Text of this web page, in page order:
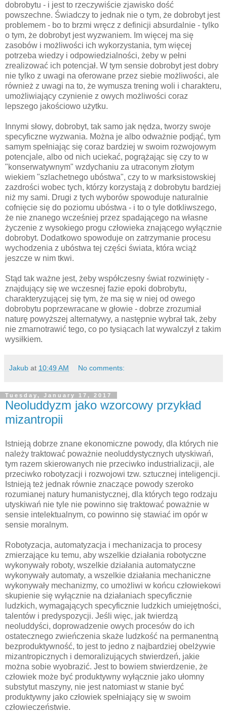
dobrobytu - i jest to rzeczywiście zjawisko dość
powszechne. Świadczy to jednak nie o tym, że dobrobyt jest
problemem - bo to brzmi wręcz z definicji absurdalnie - tylko
o tym, że dobrobyt jest wyzwaniem. Im więcej ma się
zasobów i możliwości ich wykorzystania, tym więcej
potrzeba wiedzy i odpowiedzialności, żeby w pełni
zrealizować ich potencjał. W tym sensie dobrobyt jest dobry
nie tylko z uwagi na oferowane przez siebie możliwości, ale
również z uwagi na to, że wymusza trening woli i charakteru,
umożliwiający czynienie z owych możliwości coraz
lepszego jakościowo użytku.
Innymi słowy, dobrobyt, tak samo jak nędza, tworzy swoje
specyficzne wyzwania. Można je albo odważnie podjąć, tym
samym spełniając się coraz bardziej w swoim rozwojowym
potencjale, albo od nich uciekać, pogrążając się czy to w
"konserwatywnym" wzdychaniu za utraconym złotym
wiekiem "szlachetnego ubóstwa", czy to w marksistowskiej
zazdrości wobec tych, którzy korzystają z dobrobytu bardziej
niż my sami. Drugi z tych wyborów spowoduje naturalnie
cofnięcie się do poziomu ubóstwa - i to o tyle dotkliwszego,
że nie znanego wcześniej przez spadającego na własne
życzenie z wysokiego progu człowieka znającego wyłącznie
dobrobyt. Dodatkowo spowoduje on zatrzymanie procesu
wychodzenia z ubóstwa tej części świata, która wciąż
jeszcze w nim tkwi.
Stąd tak ważne jest, żeby współczesny świat rozwinięty -
znajdujący się we wczesnej fazie epoki dobrobytu,
charakteryzującej się tym, że ma się w niej od owego
dobrobytu poprzewracane w głowie - dobrze zrozumiał
naturę powyższej alternatywy, a następnie wybrał tak, żeby
nie zmarnotrawić tego, co po tysiącach lat wywalczył z takim
wysiłkiem.
Jakub at 10:49 AM No comments:
Tuesday, January 17, 2017
Neoluddyzm jako wzorcowy przykład
mizantropii
Istnieją dobrze znane ekonomiczne powody, dla których nie
należy traktować poważnie neoluddystycznych utyskiwań,
tym razem skierowanych nie przeciwko industrializacji, ale
przeciwko robotyzacji i rozwojowi tzw. sztucznej inteligencji.
Istnieją też jednak równie znaczące powody szeroko
rozumianej natury humanistycznej, dla których tego rodzaju
utyskiwań nie tyle nie powinno się traktować poważnie w
sensie intelektualnym, co powinno się stawiać im opór w
sensie moralnym.
Robotyzacja, automatyzacja i mechanizacja to procesy
zmierzające ku temu, aby wszelkie działania robotyczne
wykonywały roboty, wszelkie działania automatyczne
wykonywały automaty, a wszelkie działania mechaniczne
wykonywały mechanizmy, co umożliwi w końcu człowiekowi
skupienie się wyłącznie na działaniach specyficznie
ludzkich, wymagających specyficznie ludzkich umiejętności,
talentów i predyspozycji. Jeśli więc, jak twierdzą
neoluddyści, doprowadzenie owych procesów do ich
ostatecznego zwieńczenia skaże ludzkość na permanentną
bezproduktywność, to jest to jedno z najbardziej obelżywie
mizantropicznych i demoralizujących stwierdzeń, jakie
można sobie wyobrazić. Jest to bowiem stwierdzenie, że
człowiek może być produktywny wyłącznie jako ułomny
substytut maszyny, nie jest natomiast w stanie być
produktywny jako człowiek spełniający się w swoim
człowieczeństwie.